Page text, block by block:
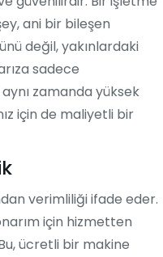
ani bir bileşen
değil, yakınlardaki
sadece
aynı zamanda yüksek
için de maliyetli bir
verimliliği ifade eder.
için hizmetten
ücretli bir makine